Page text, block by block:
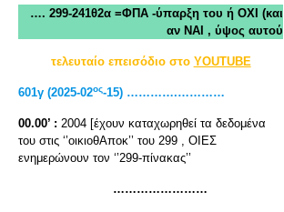
…. 299-241θ2α =ΦΠΑ -ύπαρξη του ή ΟΧΙ (και
αν ΝΑΙ , ύψος αυτού
τελευταίο επεισόδιο στο YOUTUBE
601γ (2025-02ος-15) ………….…………
00.00’ : 2004 [έχουν καταχωρηθεί τα δεδομένα
του στις ‘’οικιοθΑποκ’’ του 299 , ΟΙΕΣ
ενημερώνουν τον ‘’299-πίνακας’’
……………………